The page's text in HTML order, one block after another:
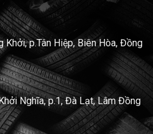
p.Tân Hiệp, Biên Hòa, Đồng
Nghĩa, p.1, Đà Lạt, Lâm Đồng